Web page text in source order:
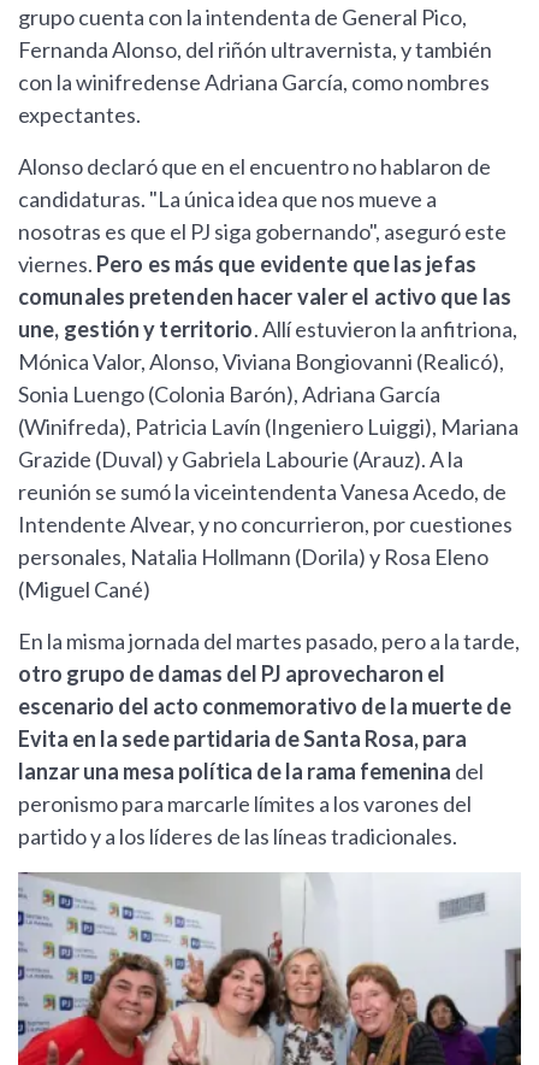
grupo cuenta con la intendenta de General Pico,
Fernanda Alonso, del riñón ultravernista, y también
con la winifredense Adriana García, como nombres
expectantes.
Alonso declaró que en el encuentro no hablaron de
candidaturas. "La única idea que nos mueve a
nosotras es que el PJ siga gobernando", aseguró este
viernes. Pero es más que evidente que las jefas
comunales pretenden hacer valer el activo que las
une, gestión y territorio. Allí estuvieron la anfitriona,
Mónica Valor, Alonso, Viviana Bongiovanni (Realicó),
Sonia Luengo (Colonia Barón), Adriana García
(Winifreda), Patricia Lavín (Ingeniero Luiggi), Mariana
Grazide (Duval) y Gabriela Labourie (Arauz). A la
reunión se sumó la viceintendenta Vanesa Acedo, de
Intendente Alvear, y no concurrieron, por cuestiones
personales, Natalia Hollmann (Dorila) y Rosa Eleno
(Miguel Cané)
En la misma jornada del martes pasado, pero a la tarde,
otro grupo de damas del PJ aprovecharon el
escenario del acto conmemorativo de la muerte de
Evita en la sede partidaria de Santa Rosa, para
lanzar una mesa política de la rama femenina del
peronismo para marcarle límites a los varones del
partido y a los líderes de las líneas tradicionales.